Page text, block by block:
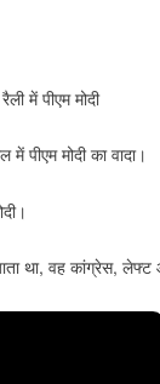
में पीएम मोदी
पीएम मोदी का वादा।
जाता था, वह